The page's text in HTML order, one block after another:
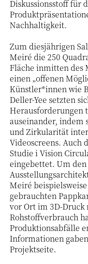
Diskussionsstoff für
Nachhaltigkeit.
Zum diesjährigen
Meiré die 250
Fläche inmitten des
einen „offenen
Künstler*innen wie
Deller-Yee setzten
Herausforderungen
auseinander, indem
und Zirkularität
Videoscreens. Auch
Studie i Vision
eingebettet. Um
Meiré
gebrauchten
vor Ort im 3D-
Rohstoffverbrauch
Produktionsabfälle
Informationen
Projektseite.